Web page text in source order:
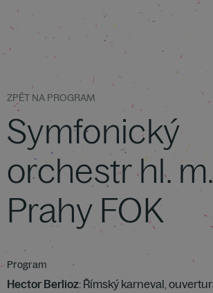
ZPĚT NA PROGRAM
Symfonický
orchestr hl. m.
Prahy FOK
Program
Hector Berlioz: Římský karneval,